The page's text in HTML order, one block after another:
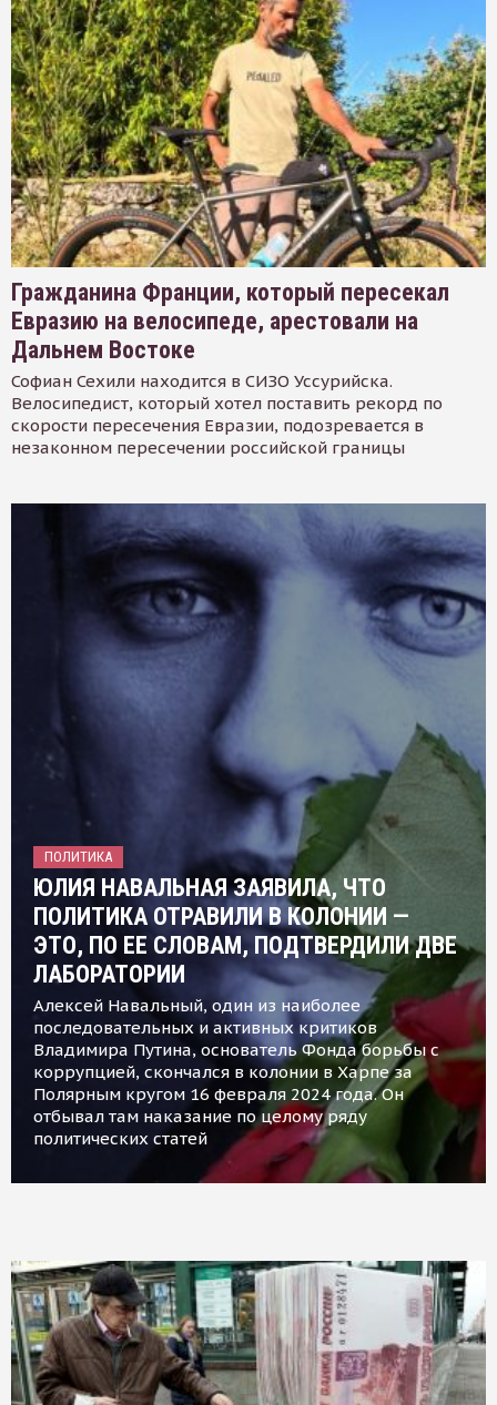
Гражданина Франции, который пересекал
Евразию на велосипеде, арестовали на
Дальнем Востоке
Софиан Сехили находится в СИЗО Уссурийска.
Велосипедист, который хотел поставить рекорд по
скорости пересечения Евразии, подозревается в
незаконном пересечении российской границы
ПОЛИТИКА
ЮЛИЯ НАВАЛЬНАЯ ЗАЯВИЛА, ЧТО
ПОЛИТИКА ОТРАВИЛИ В КОЛОНИИ —
ЭТО, ПО ЕЕ СЛОВАМ, ПОДТВЕРДИЛИ ДВЕ
ЛАБОРАТОРИИ
Алексей Навальный, один из наиболее
последовательных и активных критиков
Владимира Путина, основатель Фонда борьбы с
коррупцией, скончался в колонии в Харпе за
Полярным кругом 16 февраля 2024 года. Он
отбывал там наказание по целому ряду
политических статей